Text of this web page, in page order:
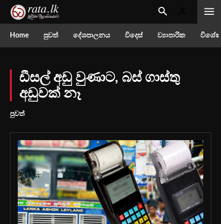
Home පුවත් දේශපාලනය විදෙස් ව්‍යාපාරික
ඩීසල් අඩු වුණාට, බස් ගාස්තු
අඩුවක් නෑ
පුවත්